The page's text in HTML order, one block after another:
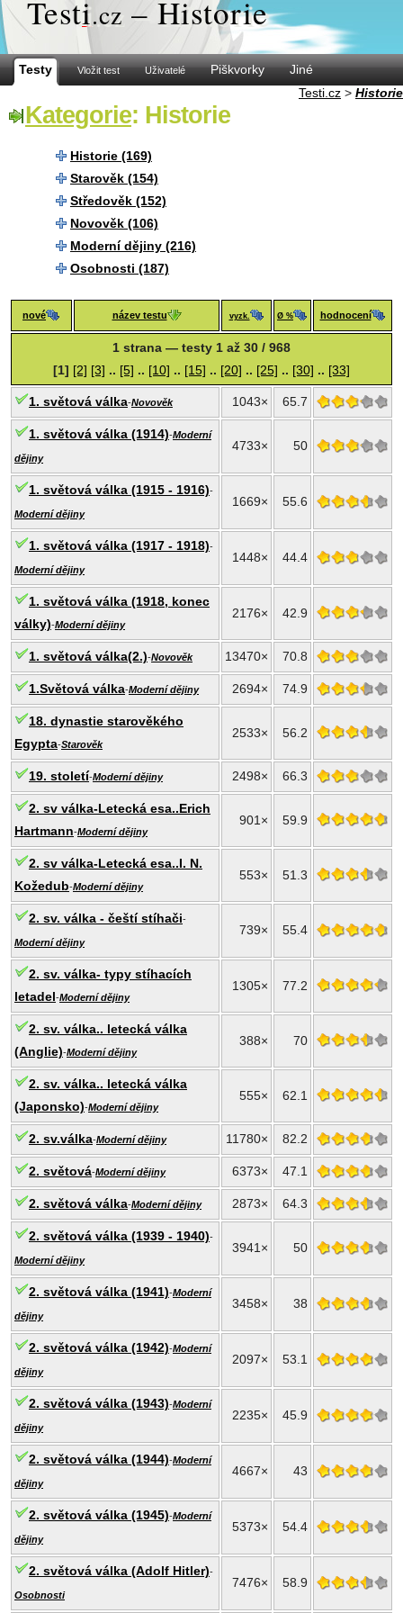
Testi.cz – Historie
Testy Vložit test Uživatelé Piškvorky
Jiné
Testi.cz > Historie
Kategorie: Historie
Historie (169)
Starověk (154)
Středověk (152)
Novověk (106)
Moderní dějiny (216)
Osobnosti (187)
nové název testu vyzk. Ø % hodnocení
1 strana — testy 1 až 30 / 968
[1] [2] [3] .. [5] .. [10] .. [15] .. [20] .. [25] .. [30] .. [33]
1. světová válka-Novověk 1043× 65.7
1. světová válka (1914)-Moderní
dějiny
4733× 50
1. světová válka (1915 - 1916)-
Moderní dějiny
1669× 55.6
1. světová válka (1917 - 1918)-
Moderní dějiny
1448× 44.4
1. světová válka (1918, konec
války)-Moderní dějiny
2176× 42.9
1. světová válka(2.)-Novověk 13470× 70.8
1.Světová válka-Moderní dějiny 2694× 74.9
18. dynastie starověkého
Egypta-Starověk
2533× 56.2
19. století-Moderní dějiny 2498× 66.3
2. sv válka-Letecká esa..Erich
Hartmann-Moderní dějiny
901× 59.9
2. sv válka-Letecká esa..I. N.
Kožedub-Moderní dějiny
553× 51.3
2. sv. válka - čeští stíhači-
Moderní dějiny
739× 55.4
2. sv. válka- typy stíhacích
letadel-Moderní dějiny
1305× 77.2
2. sv. válka.. letecká válka
(Anglie)-Moderní dějiny
388× 70
2. sv. válka.. letecká válka
(Japonsko)-Moderní dějiny
555× 62.1
2. sv.válka-Moderní dějiny 11780× 82.2
2. světová-Moderní dějiny 6373× 47.1
2. světová válka-Moderní dějiny 2873× 64.3
2. světová válka (1939 - 1940)-
Moderní dějiny
3941× 50
2. světová válka (1941)-Moderní
dějiny
3458× 38
2. světová válka (1942)-Moderní
dějiny
2097× 53.1
2. světová válka (1943)-Moderní
dějiny
2235× 45.9
2. světová válka (1944)-Moderní
dějiny
4667× 43
2. světová válka (1945)-Moderní
dějiny
5373× 54.4
2. světová válka (Adolf Hitler)-
Osobnosti
7476× 58.9